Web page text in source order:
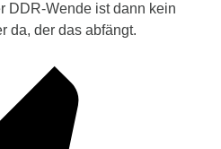
DDR-Wende ist dann kein
da, der das abfängt.